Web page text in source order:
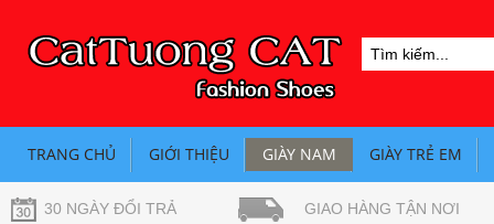
TRANG CHỦ GIỚI THIỆU GIÀY NAM GIÀY TRẺ EM
30 NGÀY ĐỔI TRẢ GIAO HÀNG TẬN NƠI